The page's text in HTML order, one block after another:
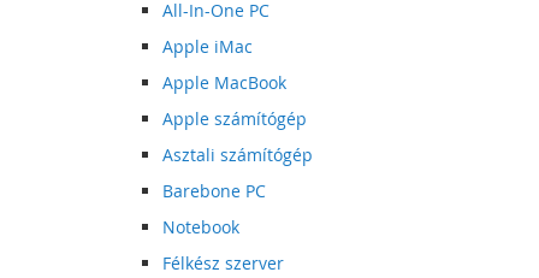
All-In-One PC
Apple iMac
Apple MacBook
Apple számítógép
Asztali számítógép
Barebone PC
Notebook
Félkész szerver